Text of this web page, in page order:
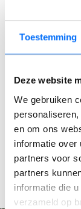
Toestemming
Deze website
We gebruiken
en om ons
informatie over
partners voor
partners
informatie die
verzameld op
Central of
Hierdoor
Kenia. Na
Central krijgt de
onze
regelmatig
gedaan.